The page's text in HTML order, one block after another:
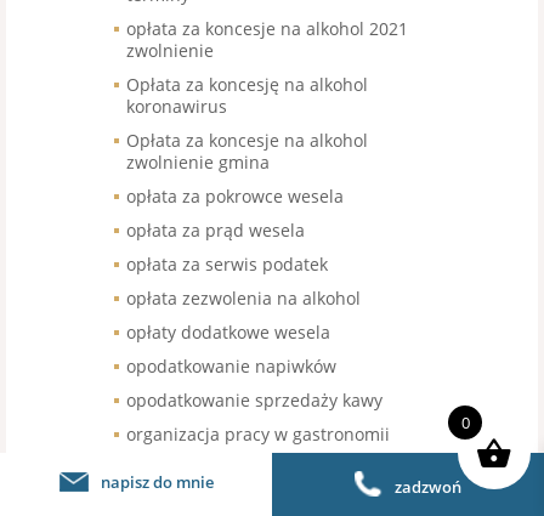
opłata za koncesje na alkohol 2021
zwolnienie
Opłata za koncesję na alkohol
koronawirus
Opłata za koncesje na alkohol
zwolnienie gmina
opłata za pokrowce wesela
opłata za prąd wesela
opłata za serwis podatek
opłata zezwolenia na alkohol
opłaty dodatkowe wesela
opodatkowanie napiwków
opodatkowanie sprzedaży kawy
organizacja pracy w gastronomii
organizacja pracy w restauracji
organizacja urodzin stawka VAT
napisz do mnie zadzwoń
0